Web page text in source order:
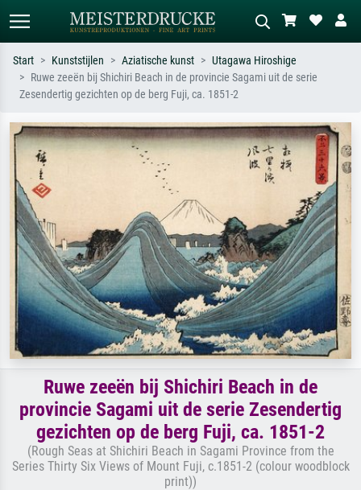
Standaard zoeken
Monet, Sterrennacht, impressionisme,
Hokusai-golf, naakt.
weide, abstract met veel rood, donker
olieverfschilderij, staand naakt naast
een boom.
Start Kunststijlen Aziatische kunst
Utagawa Hiroshige
Ruwe zeeën bij Shichiri Beach in de provincie Sagami uit de serie
Zesendertig gezichten op de berg Fuji, ca. 1851-2
Ruwe zeeën bij Shichiri Beach in de
provincie Sagami uit de serie Zesendertig
gezichten op de berg Fuji, ca. 1851-2
(Rough Seas at Shichiri Beach in Sagami Province from the
Series Thirty Six Views of Mount Fuji, c.1851-2 (colour woodblock
print))